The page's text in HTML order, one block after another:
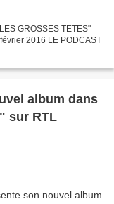
GROSSES TETES"
2016 LE PODCAST
album dans
sur RTL